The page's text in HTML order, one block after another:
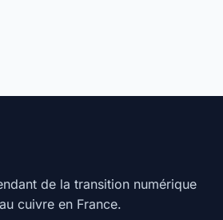
de la transition numérique
cuivre en France.